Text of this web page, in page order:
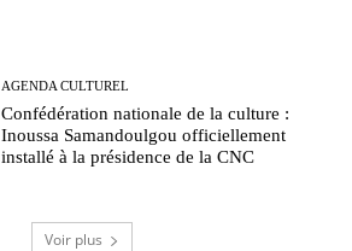
AGENDA CULTUREL
Confédération nationale de la culture :
Inoussa Samandoulgou officiellement
installé à la présidence de la CNC
Voir plus